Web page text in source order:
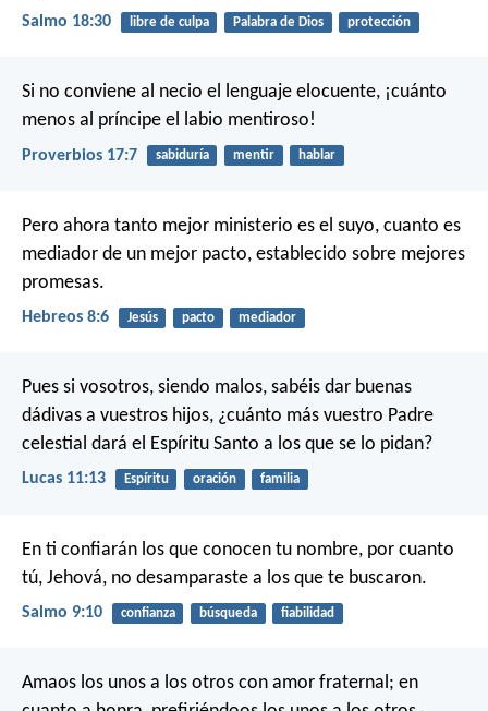
Salmo 18:30 libre de culpa Palabra de Dios protección
Si no conviene al necio el lenguaje elocuente, ¡cuánto
menos al príncipe el labio mentiroso!
Proverbios 17:7 sabiduría mentir hablar
Pero ahora tanto mejor ministerio es el suyo, cuanto es
mediador de un mejor pacto, establecido sobre mejores
promesas.
Hebreos 8:6 Jesús pacto mediador
Pues si vosotros, siendo malos, sabéis dar buenas
dádivas a vuestros hijos, ¿cuánto más vuestro Padre
celestial dará el Espíritu Santo a los que se lo pidan?
Lucas 11:13 Espíritu oración familia
En ti confiarán los que conocen tu nombre, por cuanto
tú, Jehová, no desamparaste a los que te buscaron.
Salmo 9:10 confianza búsqueda fiabilidad
Amaos los unos a los otros con amor fraternal; en